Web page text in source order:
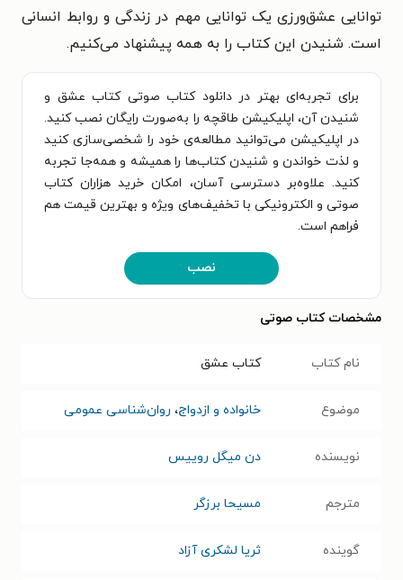
توانایی عشق‌ورزی یک توانایی مهم در زندگی و روابط انسانی
است. شنیدن این کتاب را به همه پیشنهاد می‌کنیم.
برای تجربه‌ای بهتر در دانلود کتاب صوتی کتاب عشق و
شنیدن آن، اپلیکیشن طاقچه را به‌صورت رایگان نصب کنید.
در اپلیکیشن می‌توانید مطالعه‌ی خود را شخصی‌سازی کنید
و لذت خواندن و شنیدن کتاب‌ها را همیشه و همه‌جا تجربه
کنید. علاوه‌بر دسترسی آسان، امکان خرید هزاران کتاب
صوتی و الکترونیکی با تخفیف‌های ویژه و بهترین قیمت هم
فراهم است.
نصب
مشخصات کتاب صوتی
نام کتاب کتاب عشق
موضوع خانواده و ازدواج، روان‌شناسی عمومی
نویسنده دن میگل روییس
مترجم مسیحا برزگر
گوینده ثریا لشکری آزاد